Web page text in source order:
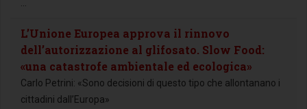
L’Unione Europea approva il rinnovo
dell’autorizzazione al glifosato. Slow Food:
«una catastrofe ambientale ed ecologica»
Carlo Petrini: «Sono decisioni di questo tipo che allontanano i
cittadini dall’Europa»